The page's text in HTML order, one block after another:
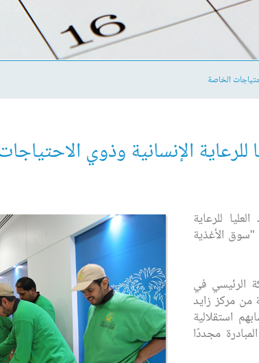
الخاصة
الإنسانية وذوي
للرعاية
الأغذية
2018 في مقر الشركة الرئيسي في
من مركز زايد
استقلالية
مجددًا